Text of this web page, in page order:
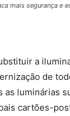
mais segurança e
a
de
luminárias
cartões-